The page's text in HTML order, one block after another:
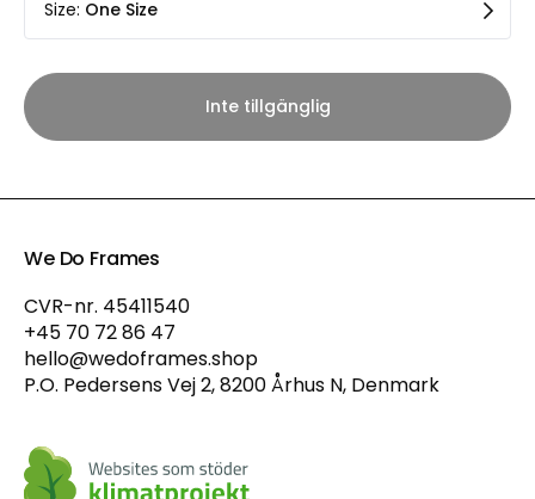
Size: One Size
Inte tillgänglig
We Do Frames
CVR-nr. 45411540
+45 70 72 86 47
hello@wedoframes.shop
P.O. Pedersens Vej 2, 8200 Århus N, Denmark